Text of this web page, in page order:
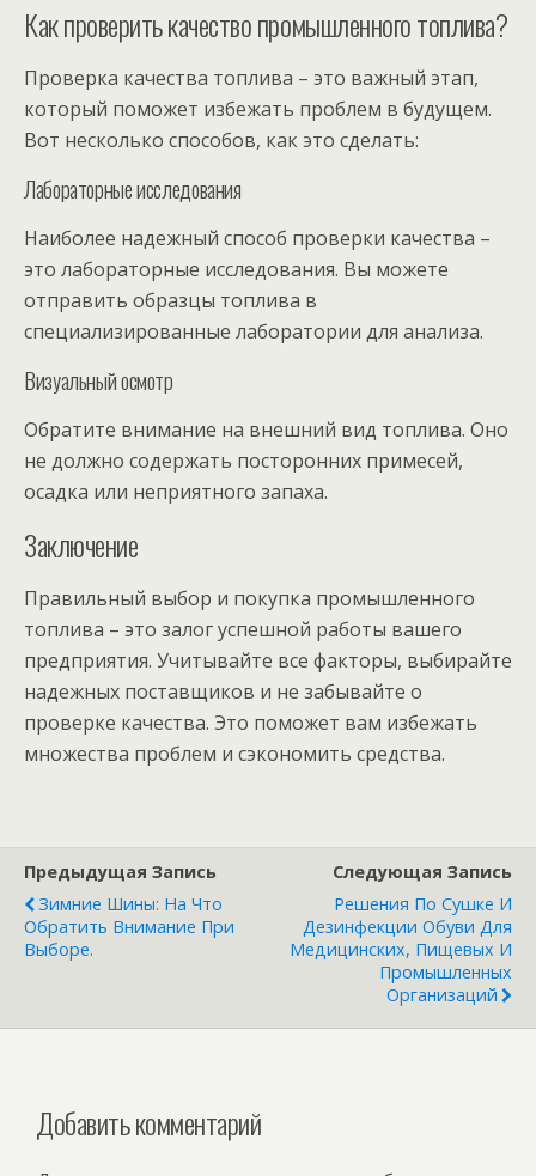
Как проверить качество промышленного топлива?
Проверка качества топлива – это важный этап,
который поможет избежать проблем в будущем.
Вот несколько способов, как это сделать:
Лабораторные исследования
Наиболее надежный способ проверки качества –
это лабораторные исследования. Вы можете
отправить образцы топлива в
специализированные лаборатории для анализа.
Визуальный осмотр
Обратите внимание на внешний вид топлива. Оно
не должно содержать посторонних примесей,
осадка или неприятного запаха.
Заключение
Правильный выбор и покупка промышленного
топлива – это залог успешной работы вашего
предприятия. Учитывайте все факторы, выбирайте
надежных поставщиков и не забывайте о
проверке качества. Это поможет вам избежать
множества проблем и сэкономить средства.
Предыдущая Запись
Зимние Шины: На Что
Обратить Внимание При
Выборе.
Следующая Запись
Решения По Сушке И
Дезинфекции Обуви Для
Медицинских, Пищевых И
Промышленных
Организаций
Добавить комментарий